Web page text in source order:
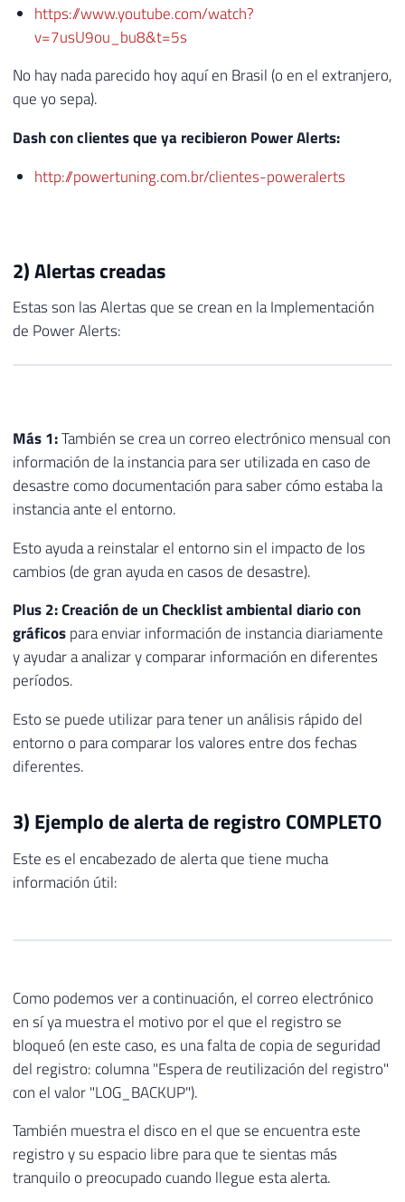
https://www.youtube.com/watch?
v=7usU9ou_bu8&t=5s
No hay nada parecido hoy aquí en Brasil (o en el extranjero,
que yo sepa).
Dash con clientes que ya recibieron Power Alerts:
http://powertuning.com.br/clientes-poweralerts
2) Alertas creadas
Estas son las Alertas que se crean en la Implementación
de Power Alerts:
Más 1:También se crea un correo electrónico mensual con
información de la instancia para ser utilizada en caso de
desastre como documentación para saber cómo estaba la
instancia ante el entorno.
Esto ayuda a reinstalar el entorno sin el impacto de los
cambios (de gran ayuda en casos de desastre).
Plus 2: Creación de un Checklist ambiental diario con
gráficospara enviar información de instancia diariamente
y ayudar a analizar y comparar información en diferentes
períodos.
Esto se puede utilizar para tener un análisis rápido del
entorno o para comparar los valores entre dos fechas
diferentes.
3) Ejemplo de alerta de registro COMPLETO
Este es el encabezado de alerta que tiene mucha
información útil:
Como podemos ver a continuación, el correo electrónico
en sí ya muestra el motivo por el que el registro se
bloqueó (en este caso, es una falta de copia de seguridad
del registro: columna "Espera de reutilización del registro"
con el valor "LOG_BACKUP").
También muestra el disco en el que se encuentra este
registro y su espacio libre para que te sientas más
tranquilo o preocupado cuando llegue esta alerta.